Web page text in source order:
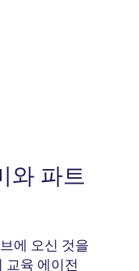
와 파트
에 오신 것을
교육 에이전